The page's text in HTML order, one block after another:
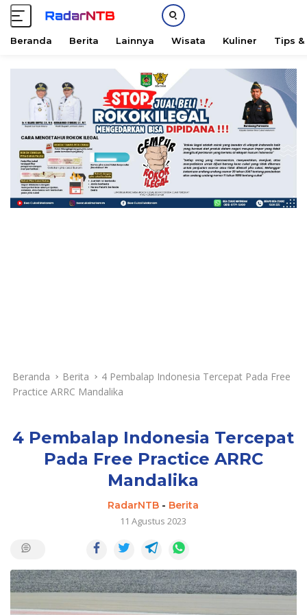
Beranda Berita Lainnya Wisata Kuliner Tips &
Beranda Berita
4 Pembalap Indonesia Tercepat Pada Free
Practice ARRC Mandalika
4 Pembalap Indonesia Tercepat
Pada Free Practice ARRC
Mandalika
RadarNTB - Berita
11 Agustus 2023